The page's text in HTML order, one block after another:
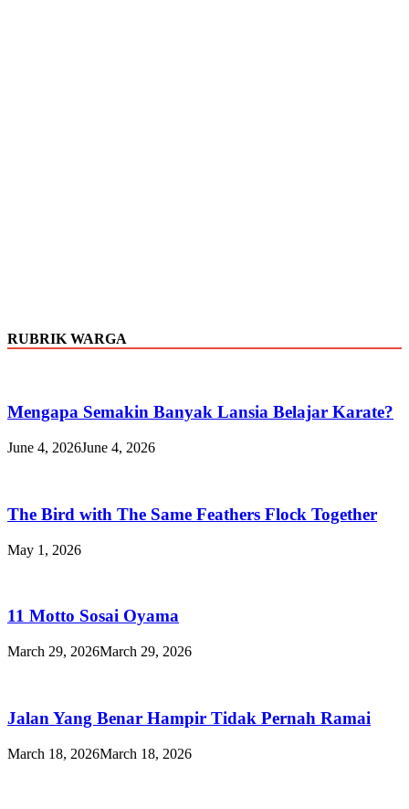
RUBRIK WARGA
Mengapa Semakin Banyak Lansia Belajar Karate?
June 4, 2026June 4, 2026
The Bird with The Same Feathers Flock Together
May 1, 2026
11 Motto Sosai Oyama
March 29, 2026March 29, 2026
Jalan Yang Benar Hampir Tidak Pernah Ramai
March 18, 2026March 18, 2026